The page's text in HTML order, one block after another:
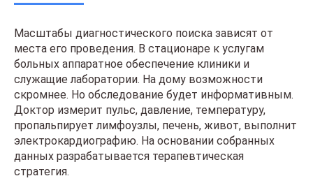
Масштабы диагностического поиска зависят от
места его проведения. В стационаре к услугам
больных аппаратное обеспечение клиники и
служащие лаборатории. На дому возможности
скромнее. Но обследование будет информативным.
Доктор измерит пульс, давление, температуру,
пропальпирует лимфоузлы, печень, живот, выполнит
электрокардиографию. На основании собранных
данных разрабатывается терапевтическая
стратегия.